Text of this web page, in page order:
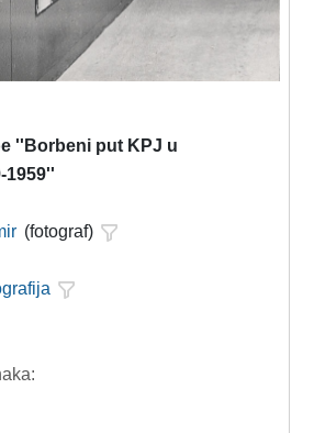
''Borbeni put KPJ u
1959''
(fotograf)